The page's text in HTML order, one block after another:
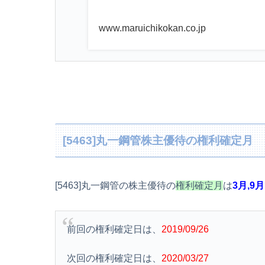
www.maruichikokan.co.jp
[5463]丸一鋼管株主優待の権利確定月
[5463]丸一鋼管の株主優待の権利確定月 は3月,9月
前回の権利確定日は、 2019/09/26
次回の権利確定日は、2020/03/27